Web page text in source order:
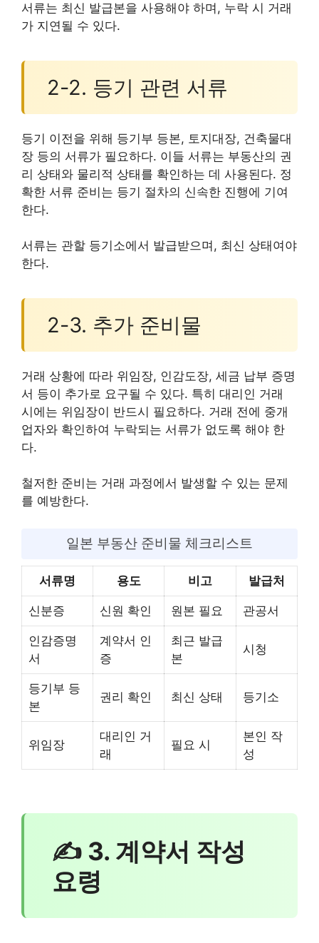
서류는 최신 발급본을 사용해야 하며, 누락 시 거래
가 지연될 수 있다.
2-2. 등기 관련 서류
등기 이전을 위해 등기부 등본, 토지대장, 건축물대
장 등의 서류가 필요하다. 이들 서류는 부동산의 권
리 상태와 물리적 상태를 확인하는 데 사용된다. 정
확한 서류 준비는 등기 절차의 신속한 진행에 기여
한다.
서류는 관할 등기소에서 발급받으며, 최신 상태여야
한다.
2-3. 추가 준비물
거래 상황에 따라 위임장, 인감도장, 세금 납부 증명
서 등이 추가로 요구될 수 있다. 특히 대리인 거래
시에는 위임장이 반드시 필요하다. 거래 전에 중개
업자와 확인하여 누락되는 서류가 없도록 해야 한
다.
철저한 준비는 거래 과정에서 발생할 수 있는 문제
를 예방한다.
일본 부동산 준비물 체크리스트
서류명 용도 비고 발급처
신분증 신원 확인 원본 필요 관공서
인감증명
서
계약서 인
증
최근 발급
본
시청
등기부 등
본
권리 확인 최신 상태 등기소
위임장
대리인 거
래
필요 시
본인 작
성
✍ 3. 계약서 작성
요령